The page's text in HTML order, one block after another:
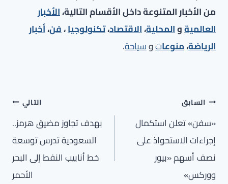
من الأخبار المتنوعة داخل الأقسام التالية،الأخبار
العالميةوالمحلية،الاقتصاد،تكنولوجيا،فن،أخبار
الرياضة،منوعاتوسياحة.
تصفّح
المقالات
السابق
«سفن» تعلن استكمال
إجراءات الاستحواذ على
نصف أسهم «بيور
ووركس»
التالي
بهدف تجاوز مضيق هرمز..
السعودية تدرس توسعة
خط أنابيب النفط إلى البحر
الأحمر